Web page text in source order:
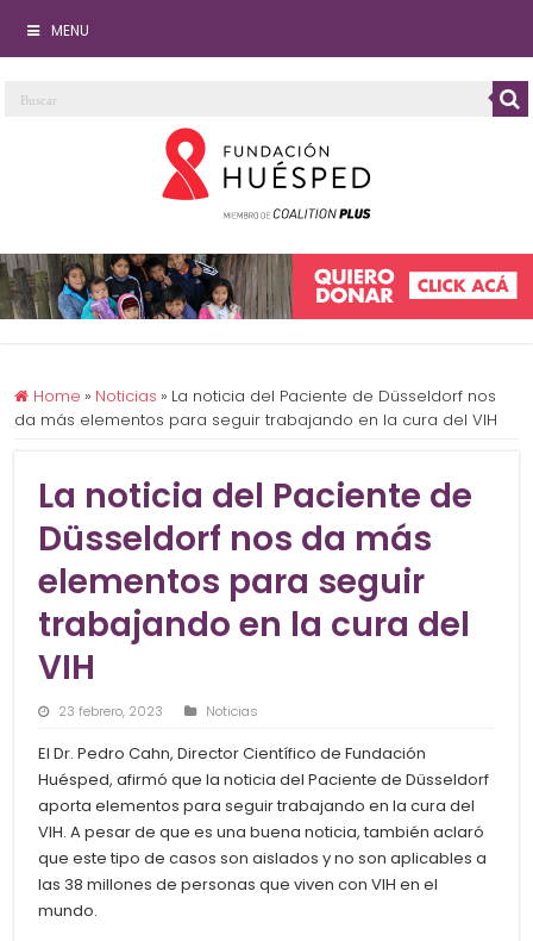
MENU
Home » Noticias » La noticia del Paciente de Düsseldorf nos
da más elementos para seguir trabajando en la cura del VIH
La noticia del Paciente de
Düsseldorf nos da más
elementos para seguir
trabajando en la cura del
VIH
23 febrero, 2023 Noticias
El Dr. Pedro Cahn, Director Científico de Fundación
Huésped, afirmó que la noticia del Paciente de Düsseldorf
aporta elementos para seguir trabajando en la cura del
VIH. A pesar de que es una buena noticia, también aclaró
que este tipo de casos son aislados y no son aplicables a
las 38 millones de personas que viven con VIH en el
mundo.